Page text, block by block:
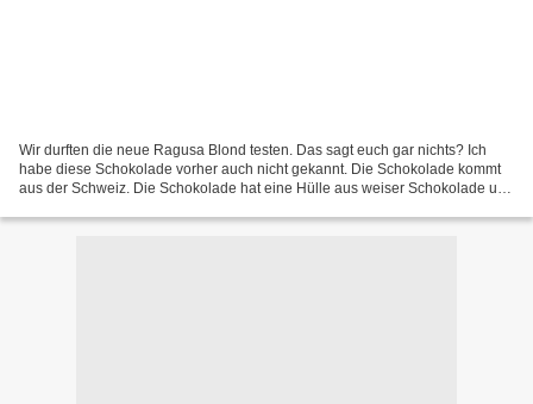
Wir durften die neue Ragusa Blond testen. Das sagt euch gar nichts? Ich
habe diese Schokolade vorher auch nicht gekannt. Die Schokolade kommt
aus der Schweiz. Die Schokolade hat eine Hülle aus weiser Schokolade und